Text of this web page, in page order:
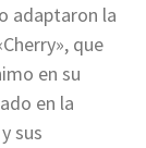
adaptaron la
que
en su
en la
sus